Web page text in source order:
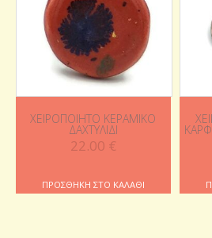
ΧΕΙΡΟΠΟΊΗΤΟ ΚΕΡΑΜΙΚΌ
ΔΑΧΤΥΛΊΔΙ
22.00 €
ΠΡΟΣΘΉΚΗ ΣΤΟ ΚΑΛΆΘΙ